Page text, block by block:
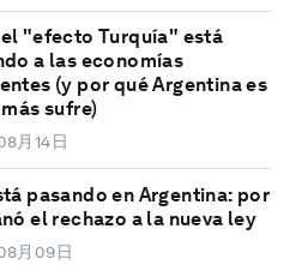
"efecto Turquía" está
a las economías
(y por qué Argentina es
sufre)
月14日
pasando en Argentina: por
el rechazo a la nueva ley
月09日